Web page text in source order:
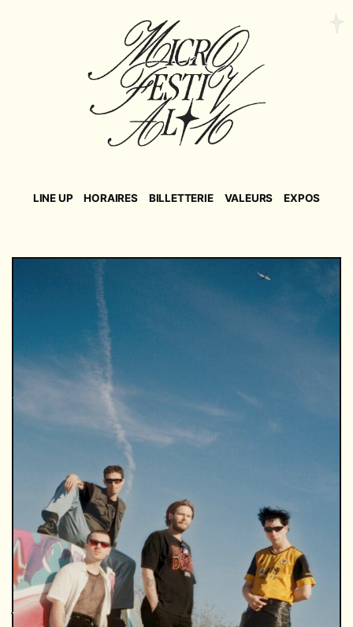
LINE UP HORAIRES BILLETTERIE VALEURS EXPOS